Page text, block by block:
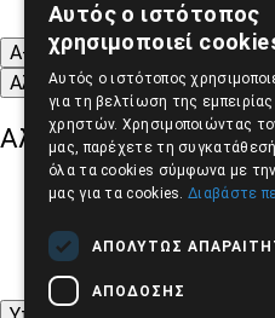
A- A+
A
Αλλαγή Γραμματοσειράς
Αλλαγή Χρώματος
Αυτός ο ιστότοπος
χρησιμοποιεί
Αυτός ο ιστότοπος
για τη βελτίωση της
χρηστών. Χρησιμοποιώντας
μας, παρέχετε τη
όλα τα cookies σύμφωνα με την
μας για τα cookies. Διαβάστε
ΑΠΟΛΎΤΩΣ
ΑΠΌΔΟΣΗΣ